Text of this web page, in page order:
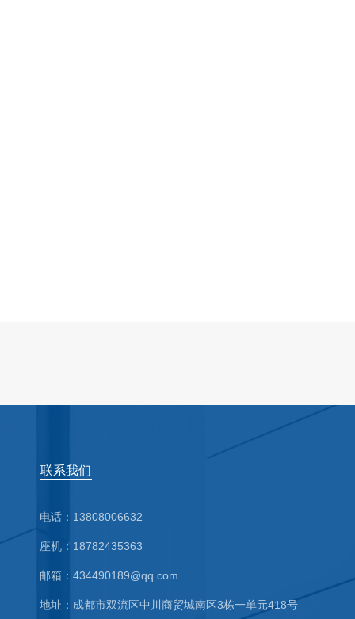
联系我们
电话：13808006632
座机：18782435363
邮箱：434490189@qq.com
地址：成都市双流区中川商贸城南区3栋一单元418号